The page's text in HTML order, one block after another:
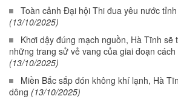
Toàn cảnh Đại hội Thi đua yêu nước
(13/10/2025)
Khơi dậy đúng mạch nguồn, Hà Tĩnh sẽ
những trang sử vẻ vang của giai đoạn
(13/10/2025)
Miền Bắc sắp đón không khí lạnh, Hà
dông (13/10/2025)